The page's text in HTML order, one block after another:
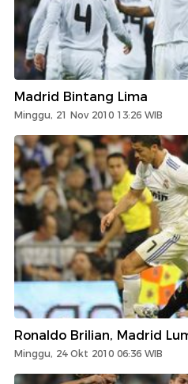
Madrid Bintang Lima
Minggu, 21 Nov 2010 13:26 WIB
Ronaldo Brilian, Madrid
Minggu, 24 Okt 2010 06:36 WIB